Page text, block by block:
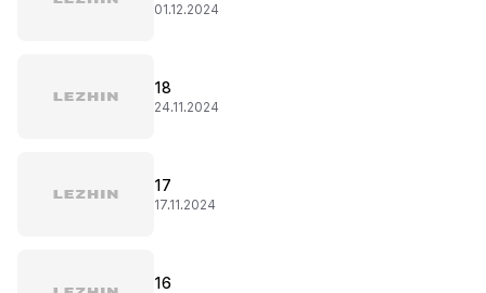
01.12.2024
18
24.11.2024
17
17.11.2024
16